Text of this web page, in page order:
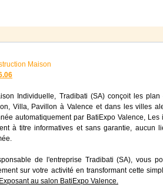
Maison
Individuelle, Tradibati (SA) conçoit les
Villa, Pavillon à Valence et dans les villes
automatiquement par BatiExpo Valence, Les
à titre informatives et sans garantie, aucun
de l'entreprise Tradibati (SA), vous
sur votre activité en transformant cette
au salon BatiExpo Valence.